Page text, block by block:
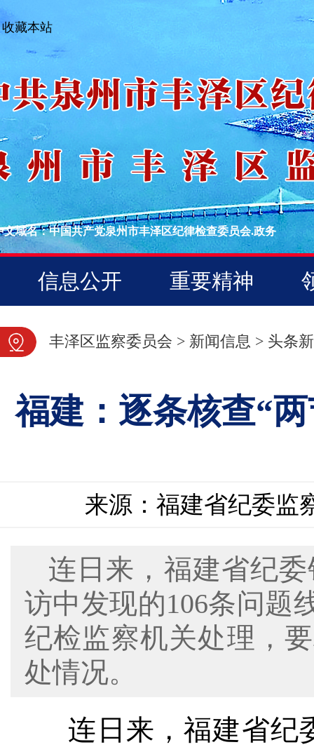
收藏本站
文域名：中国共产党泉州市丰泽区纪律检查委员会.政务
信息公开 重要精神
图片新闻
丰泽区监察委员会 > 新闻信息 > 头条
福建：逐条核查“
来源：福建省纪委监
连日来，福建省纪
访中发现的106条问题
纪检监察机关处理，
处情况。
连日来，福建省纪